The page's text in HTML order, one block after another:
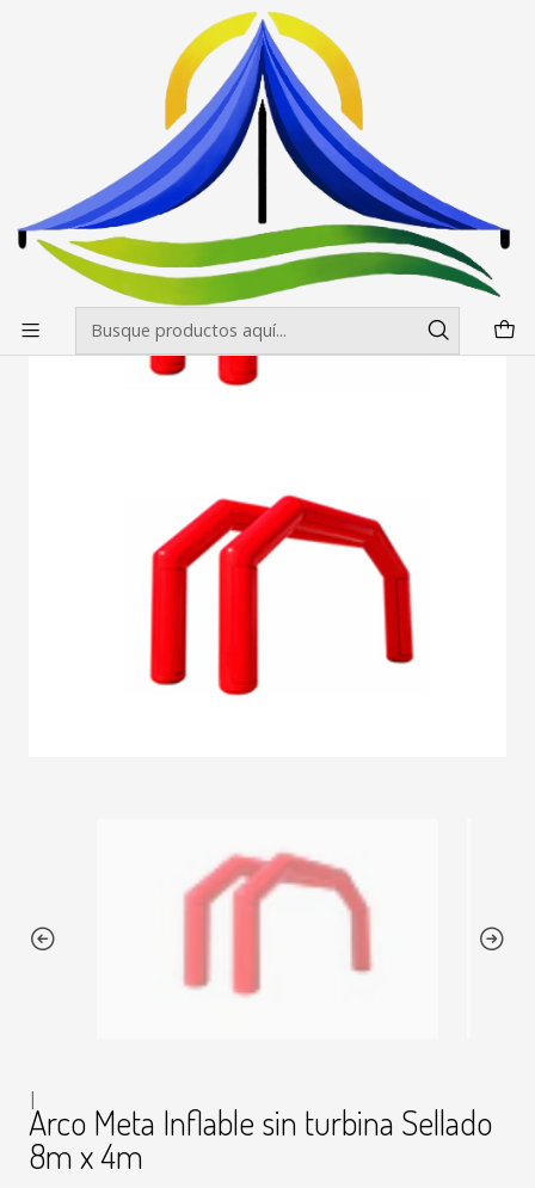
Envíos gratis desde $500.000 en Santiago
Arcos meta
Arco Meta Inflable sin turbina Sellado 8m x 4m
|
Arco Meta Inflable sin turbina Sellado
8m x 4m